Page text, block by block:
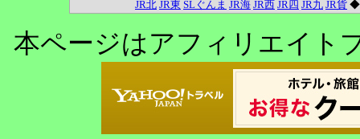
JR北 JR東 SLぐんま JR海 JR西 JR四 JR九 JR貨
本ページはアフィリエイト